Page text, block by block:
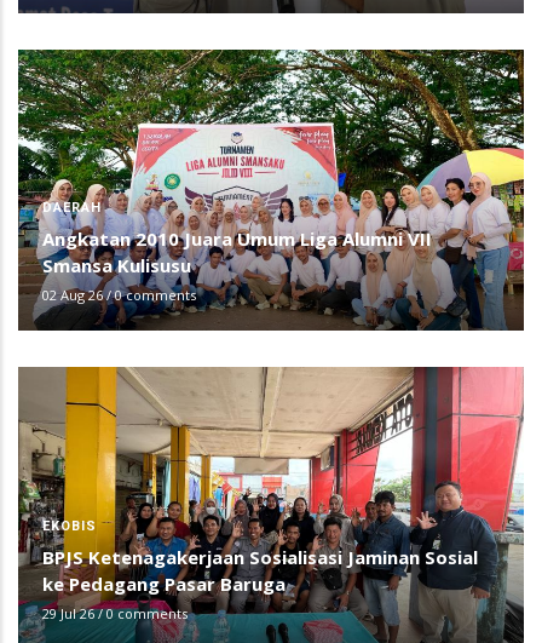
DAERAH
Angkatan 2010 Juara Umum Liga Alumni VII
Smansa Kulisusu
02 Aug 26/0 comments
EKOBIS
BPJS Ketenagakerjaan Sosialisasi Jaminan Sosial
ke Pedagang Pasar Baruga
29 Jul 26/0 comments